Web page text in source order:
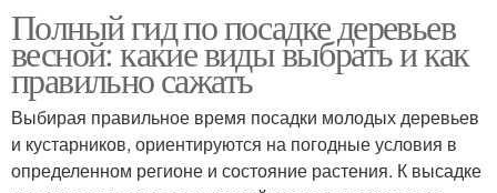
Полный гид по посадке деревьев
весной: какие виды выбрать и как
правильно сажать
Выбирая правильное время посадки молодых деревьев
и кустарников, ориентируются на погодные условия в
определенном регионе и состояние растения. К высадке